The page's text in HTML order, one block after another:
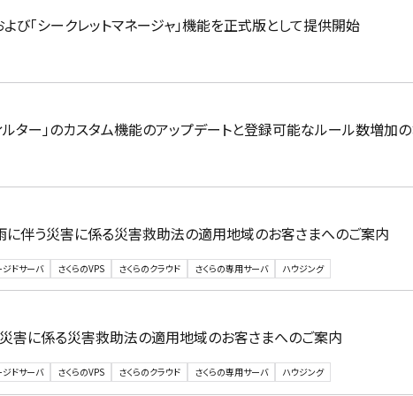
および「シークレットマネージャ」機能を正式版として提供開始
ィルター」のカスタム機能のアップデートと登録可能なルール数増加
伴う災害に係る災害救助法の適用地域のお客さまへのご案内
ジドサーバ さくらのVPS さくらのクラウド さくらの専用サーバ ハウジング
害に係る災害救助法の適用地域のお客さまへのご案内
ジドサーバ さくらのVPS さくらのクラウド さくらの専用サーバ ハウジング